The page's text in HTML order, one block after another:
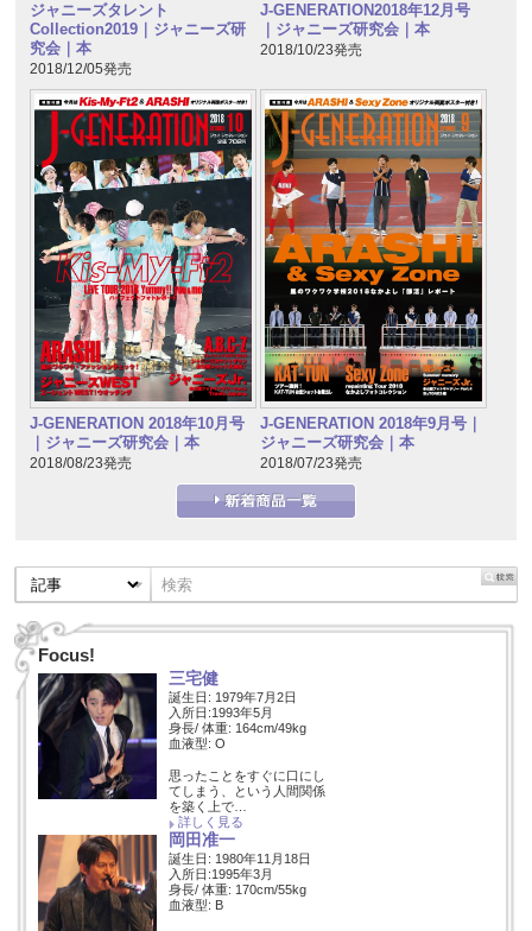
ジャニーズタレント
Collection2019｜ジャニーズ研
究会｜本
2018/12/05発売
J-GENERATION2018年12月号
｜ジャニーズ研究会｜本
2018/10/23発売
J-GENERATION 2018年10月号
｜ジャニーズ研究会｜本
2018/08/23発売
J-GENERATION 2018年9月号｜
ジャニーズ研究会｜本
2018/07/23発売
Focus!
三宅健
誕生日: 1979年7月2日
入所日:1993年5月
身長/ 体重: 164cm/49kg
血液型: O
思ったことをすぐに口にし
てしまう、という人間関係
を築く上で…
詳しく見る
岡田准一
誕生日: 1980年11月18日
入所日:1995年3月
身長/ 体重: 170cm/55kg
血液型: B